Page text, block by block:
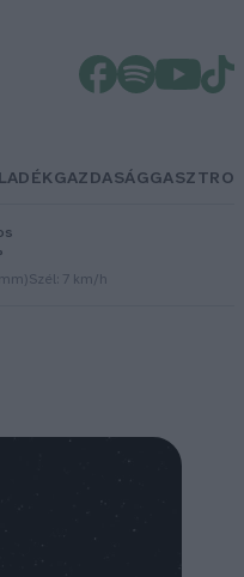
GAZDASÁGGASZTRO
Szél: 7 km/h